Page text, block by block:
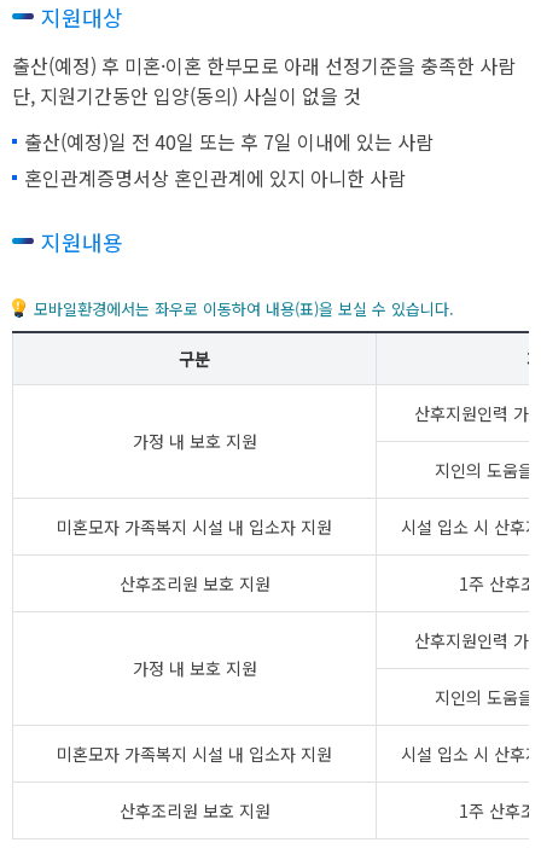
지원대상
출산(예정) 후 미혼·이혼 한부모로 아래 선정기준을 충족한 사람
단, 지원기간동안 입양(동의) 사실이 없을 것
출산(예정)일 전 40일 또는 후 7일 이내에 있는 사람
혼인관계증명서상 혼인관계에 있지 아니한 사람
지원내용
모바일환경에서는 좌우로 이동하여 내용(표)을 보실 수 있습니다.
구분
가정 내 보호 지원
산후지원인력 가
지인의 도움
미혼모자 가족복지 시설 내 입소자 지원 시설 입소 시 산후
산후조리원 보호 지원 1주 산후
가정 내 보호 지원
산후지원인력 가
지인의 도움
미혼모자 가족복지 시설 내 입소자 지원 시설 입소 시 산후
산후조리원 보호 지원 1주 산후